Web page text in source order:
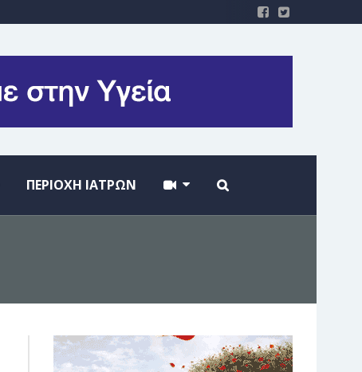
ΠΕΡΙΟΧΗ ΙΑΤΡΩΝ